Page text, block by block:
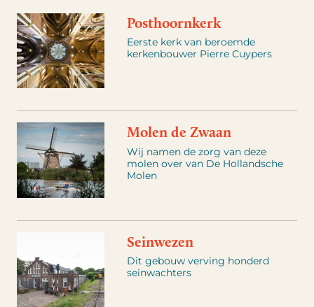
Posthoornkerk
Eerste kerk van beroemde
kerkenbouwer Pierre Cuypers
Molen de Zwaan
Wij namen de zorg van deze
molen over van De Hollandsche
Molen
Seinwezen
Dit gebouw verving honderd
seinwachters